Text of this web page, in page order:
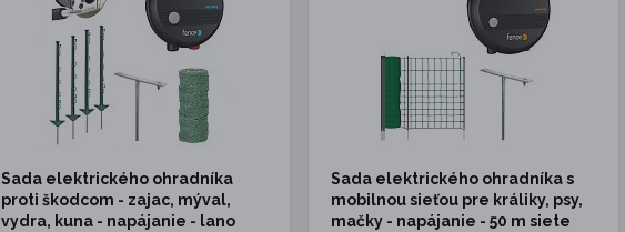
Sada elektrického ohradníka
proti škodcom - zajac, mýval,
vydra, kuna - napájanie - lano
Sada elektrického ohradníka s
mobilnou sieťou pre králiky, psy,
mačky - napájanie - 50 m siete